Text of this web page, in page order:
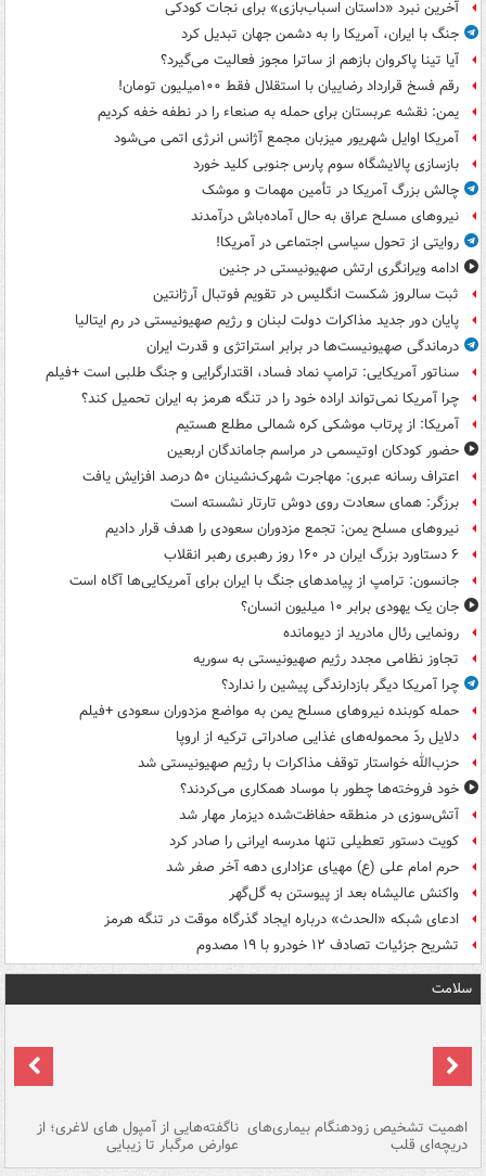
آخرین نبرد «داستان اسباب‌بازی» برای نجات کودکی
جنگ با ایران، آمریکا را به دشمن جهان تبدیل کرد
آیا تینا پاکروان بازهم از ساترا مجوز فعالیت می‌گیرد؟
رقم فسخ قرارداد رضاییان با استقلال فقط ۱۰۰میلیون تومان!
یمن: نقشه عربستان برای حمله به صنعاء را در نطفه خفه کردیم
آمریکا اوایل شهریور میزبان مجمع آژانس انرژی اتمی می‌شود
بازسازی پالایشگاه سوم پارس جنوبی کلید خورد
چالش بزرگ آمریکا در تأمین مهمات و موشک
نیروهای مسلح عراق به حال آماده‌باش درآمدند
روایتی از تحول سیاسی اجتماعی در آمریکا!
ادامه ویرانگری ارتش صهیونیستی در جنین
ثبت سالروز شکست انگلیس در تقویم فوتبال آرژانتین
پایان دور جدید مذاکرات دولت لبنان و رژیم صهیونیستی در رم ایتالیا
درماندگی صهیونیست‌ها در برابر استراتژی و قدرت ایران
سناتور آمریکایی: ترامپ نماد فساد، اقتدارگرایی و جنگ طلبی است +فیلم
چرا آمریکا نمی‌تواند اراده خود را در تنگه هرمز به ایران تحمیل کند؟
آمریکا: از پرتاب موشکی کره شمالی مطلع هستیم
حضور کودکان اوتیسمی در مراسم جاماندگان اربعین
اعتراف رسانه عبری: مهاجرت شهرک‌نشینان ۵۰ درصد افزایش یافت
برزگر: همای سعادت روی دوش تارتار نشسته است
نیروهای مسلح یمن: تجمع مزدوران سعودی را هدف قرار دادیم
۶ دستاورد بزرگ ایران در ۱۶۰ روز رهبری رهبر انقلاب
جانسون: ترامپ از پیامدهای جنگ با ایران برای آمریکایی‌ها آگاه است
جان یک یهودی برابر ۱۰ میلیون انسان؟
رونمایی رئال مادرید از دیومانده
تجاوز نظامی مجدد رژیم صهیونیستی به سوریه
چرا آمریکا دیگر بازدارندگی پیشین را ندارد؟
حمله کوبنده نیروهای مسلح یمن به مواضع مزدوران سعودی +فیلم
دلایل ردّ محموله‌های غذایی صادراتی ترکیه از اروپا
حزب‌الله خواستار توقف مذاکرات با رژیم صهیونیستی شد
خود فروخته‌ها چطور با موساد همکاری می‌کردند؟
آتش‌سوزی در منطقه حفاظت‌شده دیزمار مهار شد
کویت دستور تعطیلی تنها مدرسه ایرانی را صادر کرد
حرم امام علی (ع) مهیای عزاداری دهه آخر صفر شد
واکنش عالیشاه بعد از پیوستن به گل‌گهر
ادعای شبکه «الحدث» درباره ایجاد گذرگاه موقت در تنگه هرمز
تشریح جزئیات تصادف ۱۲ خودرو با ۱۹ مصدوم
سلامت
اهمیت تشخیص زودهنگام بیماری‌های
دریچه‌ای قلب
ناگفته‌هایی از آمپول های لاغری؛ از
عوارض مرگبار تا زیبایی